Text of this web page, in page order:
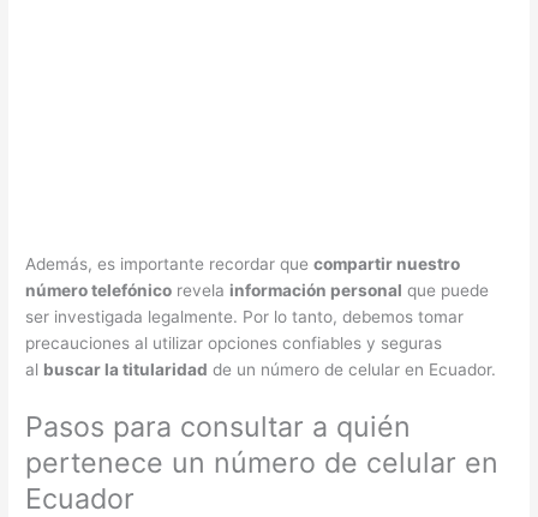
Además, es importante recordar quecompartir nuestro
número telefónico revela información personal que puede
ser investigada legalmente. Por lo tanto, debemos tomar
precauciones al utilizar opciones confiables y seguras
al buscar la titularidad de un número de celular en Ecuador.
Pasos para consultar a quién
pertenece un número de celular en
Ecuador